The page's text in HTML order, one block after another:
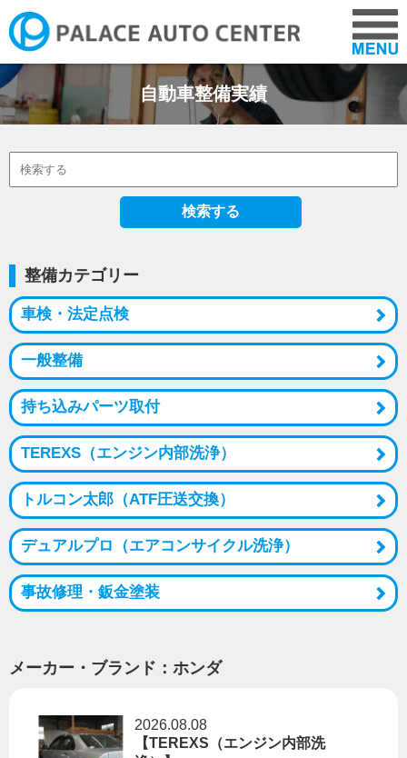
COMPANY
CARS
NEWS
VOICE
RECRUIT
CONTACT
SERVICE
自動車整備実績
検索する
整備カテゴリー
車検・法定点検
一般整備
持ち込みパーツ取付
TEREXS（エンジン内部洗浄）
トルコン太郎（ATF圧送交換）
デュアルプロ（エアコンサイクル洗浄）
事故修理・鈑金塗装
メーカー・ブランド：ホンダ
2026.08.08
【TEREXS（エンジン内部洗